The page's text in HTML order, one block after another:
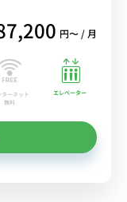
円〜 / 月
ターネット
無料
エレベーター